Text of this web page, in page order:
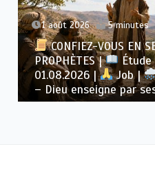
1 août 2026 5 minutes
CONFIEZ-VOUS EN
PROPHÈTES |
Étude
01.08.2026 |
Job |
– Dieu enseigne par